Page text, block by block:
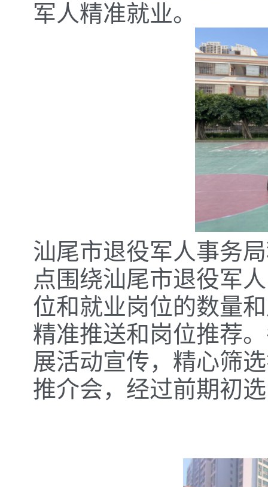
军人精准就业。
汕尾市退役军人事务
点围绕汕尾市退役军
位和就业岗位的数量
精准推送和岗位推荐
展活动宣传，精心筛
推介会，经过前期初